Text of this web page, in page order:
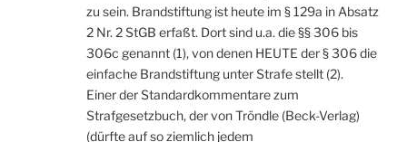
zu sein. Brandstiftung ist heute im § 129a in Absatz
2 Nr. 2 StGB erfaßt. Dort sind u.a. die §§ 306 bis
306c genannt (1), von denen HEUTE der § 306 die
einfache Brandstiftung unter Strafe stellt (2).
Einer der Standardkommentare zum
Strafgesetzbuch, der von Tröndle (Beck-Verlag)
(dürfte auf so ziemlich jedem